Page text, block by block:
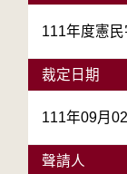
111年度憲
裁定日期
111年09月
聲請人